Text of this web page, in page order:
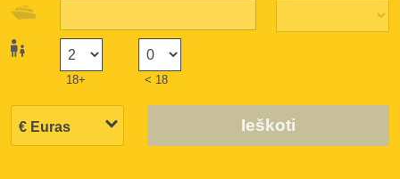
18+ < 18
Ieškoti